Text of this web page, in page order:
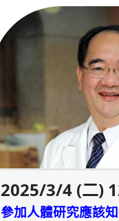
2025/3/4 (二)
參加人體研究應該